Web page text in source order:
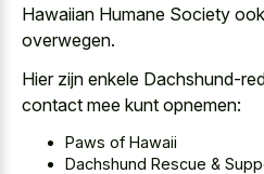
Hawaiian Humane Society
overwegen.
Hier zijn enkele Dachshund-
contact mee kunt opnemen:
Paws of Hawaii
Dachshund Rescue &